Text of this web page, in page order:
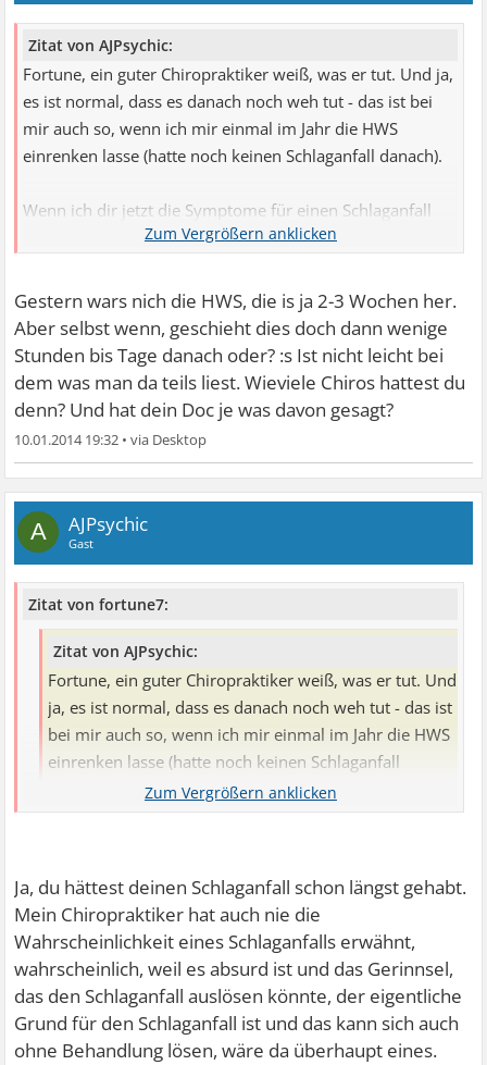
Zitat von AJPsychic:
Fortune, ein guter Chiropraktiker weiß, was er tut. Und ja,
es ist normal, dass es danach noch weh tut - das ist bei
mir auch so, wenn ich mir einmal im Jahr die HWS
einrenken lasse (hatte noch keinen Schlaganfall danach).
Wenn ich dir jetzt die Symptome für einen Schlaganfall
aufzähle, spürst du sie doch sofort und bildest dir ein,
Also: beruhigen, aufhören zu Grübeln (Gedanken-Stop),
nicht googeln und Entspannungsübungen machen.
Gestern wars nich die HWS, die is ja 2-3 Wochen her.
Aber selbst wenn, geschieht dies doch dann wenige
Stunden bis Tage danach oder? :s Ist nicht leicht bei
dem was man da teils liest. Wieviele Chiros hattest du
denn? Und hat dein Doc je was davon gesagt?
10.01.2014 19:32 •
A AJPsychic
Gast
Zitat von fortune7:
Zitat von AJPsychic:
Fortune, ein guter Chiropraktiker weiß, was er tut. Und
ja, es ist normal, dass es danach noch weh tut - das ist
bei mir auch so, wenn ich mir einmal im Jahr die HWS
einrenken lasse (hatte noch keinen Schlaganfall
einen zu haben.
Also: beruhigen, aufhören zu Grübeln (Gedanken-
Stop), nicht googeln und Entspannungsübungen
machen.
Gestern wars nich die HWS, die is ja 2-3 Wochen her.
Aber selbst wenn, geschieht dies doch dann wenige
Stunden bis Tage danach oder? :s Ist nicht leicht bei dem
was man da teils liest. Wieviele Chiros hattest du denn?
Und hat dein Doc je was davon gesagt?
Ja, du hättest deinen Schlaganfall schon längst gehabt.
Mein Chiropraktiker hat auch nie die
Wahrscheinlichkeit eines Schlaganfalls erwähnt,
wahrscheinlich, weil es absurd ist und das Gerinnsel,
das den Schlaganfall auslösen könnte, der eigentliche
Grund für den Schlaganfall ist und das kann sich auch
ohne Behandlung lösen, wäre da überhaupt eines.